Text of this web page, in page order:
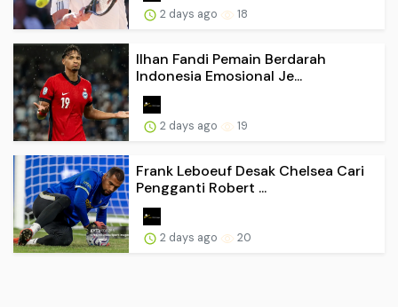
2 days ago 18
Ilhan Fandi Pemain Berdarah
Indonesia Emosional Je...
2 days ago 19
Frank Leboeuf Desak Chelsea Cari
Pengganti Robert ...
2 days ago 20